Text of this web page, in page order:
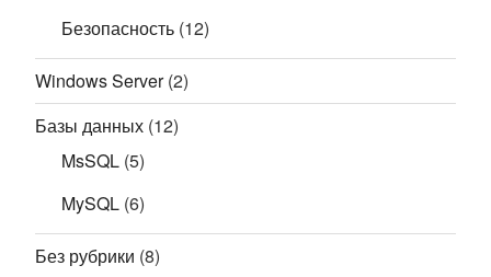
Безопасность (12)
Windows Server(2)
Базы данных (12)
MsSQL (5)
MySQL (6)
Без рубрики (8)